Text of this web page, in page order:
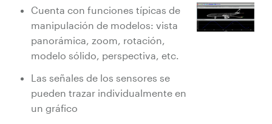
Cuenta con funciones típicas de
manipulación de modelos: vista
panorámica, zoom, rotación,
modelo sólido, perspectiva, etc.
Las señales de los sensores se
pueden trazar individualmente en
un gráfico